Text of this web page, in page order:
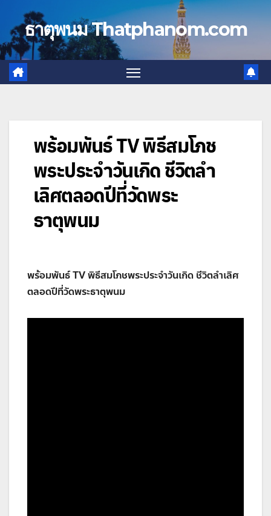
contentธาตุพนม Thatphanom.com
พร้อมพันธ์ TV พิธีสมโภช
พระประจำวันเกิด ชีวิตลำ
เลิศตลอดปีที่วัดพระ
ธาตุพนม
พร้อมพันธ์ TV พิธีสมโภชพระประจำวันเกิด ชีวิตลำเลิศ
ตลอดปีที่วัดพระธาตุพนม